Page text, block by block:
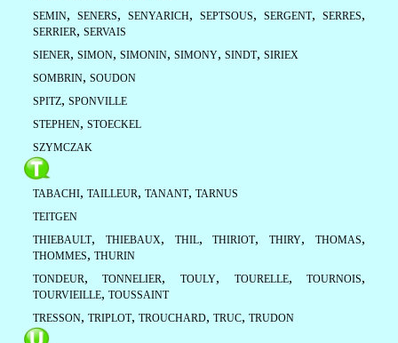
SEMIN, SENERS, SENYARICH,SEPTSOUS,SERGENT,SERRES,
SERRIER, SERVAIS
SIENER, SIMON, SIMONIN, SIMONY, SINDT, SIRIEX
SOMBRIN, SOUDON
SPITZ, SPONVILLE
STEPHEN, STOECKEL
SZYMCZAK
TABACHI, TAILLEUR, TANANT, TARNUS
TEITGEN
THIEBAULT, THIEBAUX, THIL,THIRIOT,THIRY,THOMAS,
THOMMES, THURIN
TONDEUR,TONNELIER, TOULY, TOURELLE,TOURNOIS,
TOURVIEILLE, TOUSSAINT
TRESSON, TRIPLOT, TROUCHARD, TRUC, TRUDON